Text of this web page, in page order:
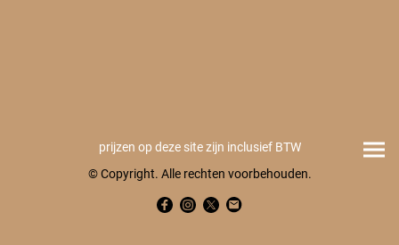
prijzen op deze site zijn inclusief BTW
© Copyright. Alle rechten voorbehouden.